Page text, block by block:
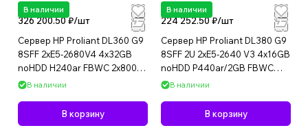
В наличии
326 200.50 ₽/шт
Сервер HP Proliant DL360 G9
8SFF 2xE5-2680V4 4x32GB
noHDD H240ar FBWC 2x800W
1U USED
В наличии
В корзину
В наличии
224 252.50 ₽/шт
Сервер HP Proliant DL380 G9
8SFF 2U 2xE5-2640 V3 4x16GB
noHDD P440ar/2GB FBWC
2x500W 1U USED
В наличии
В корзину